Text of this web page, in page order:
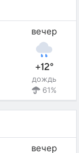
вечер
+12°
дождь
61%
вечер